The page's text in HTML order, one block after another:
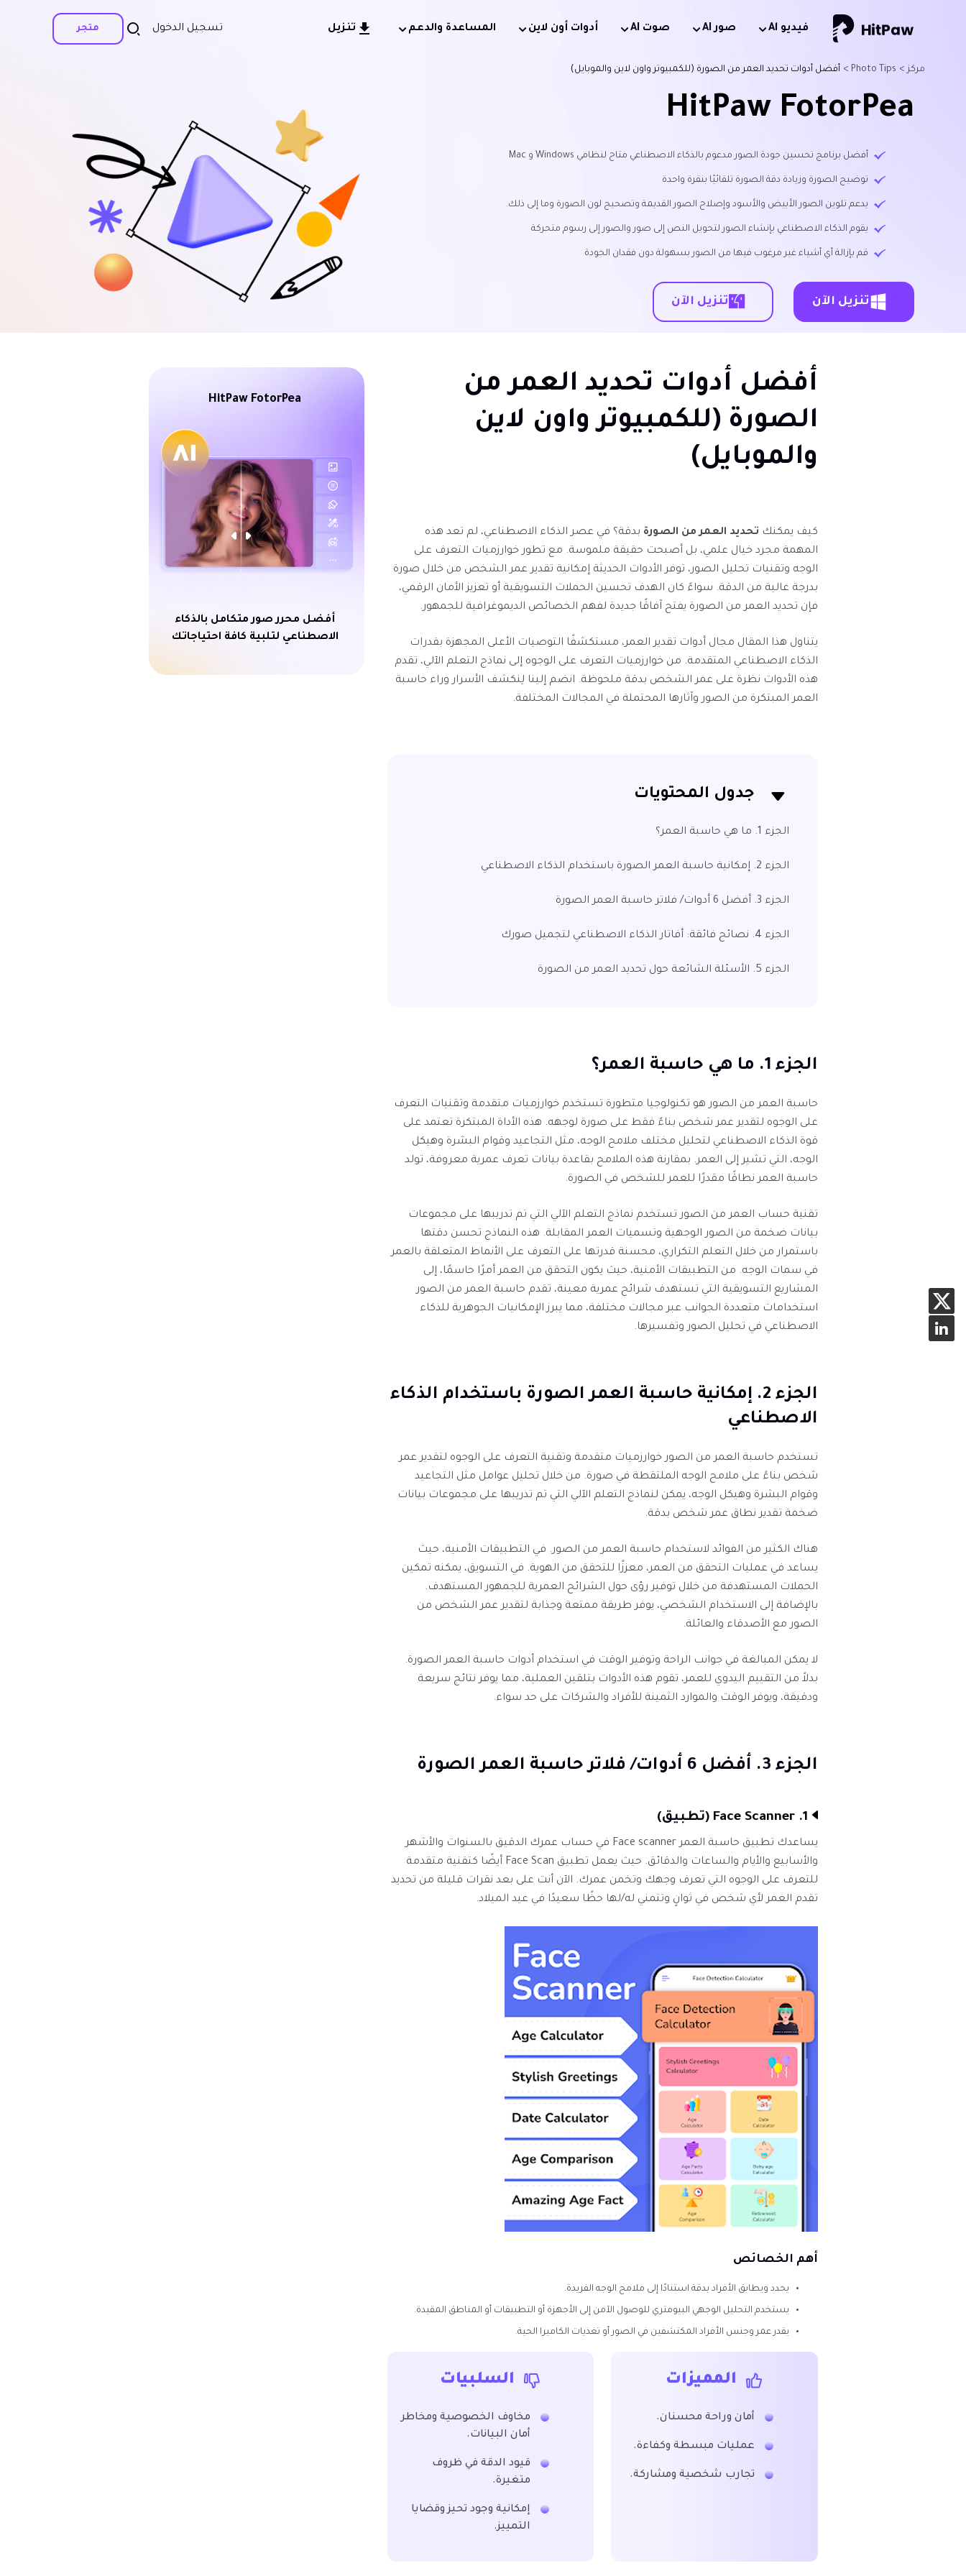
تسجيل الدخول متجر فيديو Al صور AI صوت AI أدوات أون لاين المساعدة والدعم تنزيل
مركز > Photo Tips > أفضل أدوات تحديد العمر من الصورة (للكمبيوتر واون لاين والموبايل)
HitPaw FotorPea
أفضل برنامج تحسين جودة الصور مدعوم بالذكاء الاصطناعي متاح لنظامي Windows و Mac
توضيح الصورة وزيادة دقة الصورة تلقائيًا بنقرة واحدة
يدعم تلوين الصور الأبيض والأسود وإصلاح الصور القديمة وتصحيح لون الصورة وما إلى ذلك.
يقوم الذكاء الاصطناعي بإنشاء الصور لتحويل النص إلى صور والصور إلى رسوم متحركة
قم بإزالة أي أشياء غير مرغوب فيها من الصور بسهولة دون فقدان الجودة
تنزيل الآن تنزيل الآن
أفضل أدوات تحديد العمر من
الصورة (للكمبيوتر واون لاين
والموبايل)
كيف يمكنك تحديد العمر من الصورة بدقة؟ في عصر الذكاء الاصطناعي، لم تعد هذه
المهمة مجرد خيال علمي، بل أصبحت حقيقة ملموسة. مع تطور خوارزميات التعرف على
الوجه وتقنيات تحليل الصور، توفر الأدوات الحديثة إمكانية تقدير عمر الشخص من خلال صورة
بدرجة عالية من الدقة. سواءً كان الهدف تحسين الحملات التسويقية أو تعزيز الأمان الرقمي،
فإن تحديد العمر من الصورة يفتح آفاقًا جديدة لفهم الخصائص الديموغرافية للجمهور.
يتناول هذا المقال مجال أدوات تقدير العمر، مستكشفًا التوصيات الأعلى المجهزة بقدرات
الذكاء الاصطناعي المتقدمة. من خوارزميات التعرف على الوجوه إلى نماذج التعلم الآلي، تقدم
هذه الأدوات نظرة على عمر الشخص بدقة ملحوظة. انضم إلينا لِنكشف الأسرار وراء حاسبة
العمر المبتكرة من الصور وآثارها المحتملة في المجالات المختلفة.
جدول المحتويات
الجزء 1. ما هي حاسبة العمر؟
الجزء 2. إمكانية حاسبة العمر الصورة باستخدام الذكاء الاصطناعي
الجزء 3. أفضل 6 أدوات/ فلاتر حاسبة العمر الصورة
الجزء 4. نصائح فائقة: أفاتار الذكاء الاصطناعي لتجميل صورك
الجزء 5. الأسئلة الشائعة حول تحديد العمر من الصورة
الجزء 1. ما هي حاسبة العمر؟
حاسبة العمر من الصور هو تكنولوجيا متطورة تستخدم خوارزميات متقدمة وتقنيات التعرف
على الوجوه لتقدير عمر شخص بناءً فقط على صورة لوجهه. هذه الأداة المبتكرة تعتمد على
قوة الذكاء الاصطناعي لتحليل مختلف ملامح الوجه، مثل التجاعيد وقوام البشرة وهيكل
الوجه، التي تشير إلى العمر. بمقارنة هذه الملامح بقاعدة بيانات تعرف عمرية معروفة، تولد
حاسبة العمر نطاقًا مقدرًا للعمر للشخص في الصورة.
تقنية حساب العمر من الصور تستخدم نماذج التعلم الآلي التي تم تدريبها على مجموعات
بيانات ضخمة من الصور الوجهية وتسميات العمر المقابلة. هذه النماذج تحسن دقتها
باستمرار من خلال التعلم التكراري، محسنة قدرتها على التعرف على الأنماط المتعلقة بالعمر
في سمات الوجه. من التطبيقات الأمنية، حيث يكون التحقق من العمر أمرًا حاسمًا، إلى
المشاريع التسويقية التي تستهدف شرائح عمرية معينة، تقدم حاسبة العمر من الصور
استخدامات متعددة الجوانب عبر مجالات مختلفة، مما يبرز الإمكانيات الجوهرية للذكاء
الاصطناعي في تحليل الصور وتفسيرها.
الجزء 2. إمكانية حاسبة العمر الصورة باستخدام الذكاء
الاصطناعي
تستخدم حاسبة العمر من الصور خوارزميات متقدمة وتقنية التعرف على الوجوه لتقدير عمر
شخص بناءً على ملامح الوجه الملتقطة في صورة. من خلال تحليل عوامل مثل التجاعيد
وقوام البشرة وهيكل الوجه، يمكن لنماذج التعلم الآلي التي تم تدريبها على مجموعات بيانات
ضخمة تقدير نطاق عمر شخص بدقة.
هناك الكثير من الفوائد لاستخدام حاسبة العمر من الصور. في التطبيقات الأمنية، حيث
يساعد في عمليات التحقق من العمر، معززًا للتحقق من الهوية. في التسويق، يمكنه تمكين
الحملات المستهدفة من خلال توفير رؤى حول الشرائح العمرية للجمهور المستهدف.
بالإضافة إلى الاستخدام الشخصي، يوفر طريقة ممتعة وجذابة لتقدير عمر الشخص من
الصور مع الأصدقاء والعائلة.
لا يمكن المبالغة في جوانب الراحة وتوفير الوقت في استخدام أدوات حاسبة العمر الصورة.
بدلاً من التقييم اليدوي للعمر، تقوم هذه الأدوات بتلقين العملية، مما يوفر نتائج سريعة
ودقيقة، ويوفر الوقت والموارد الثمينة للأفراد والشركات على حد سواء.
الجزء 3. أفضل 6 أدوات/ فلاتر حاسبة العمر الصورة
1. Face Scanner (تطبيق)
يساعدك تطبيق حاسبة العمر Face scanner في حساب عمرك الدقيق بالسنوات والأشهر
والأسابيع والأيام والساعات والدقائق. حيث يعمل تطبيق Face Scan أيضًا كتقنية متقدمة
للتعرف على الوجوه التي تعرف وجهك وتخمن عمرك. الآن أنت على بعد نقرات قليلة من تحديد
تقدم العمر لأي شخص في ثوانٍ وتتمني له/لها حظًا سعيدًا في عيد الميلاد.
أهم الخصائص
يحدد ويطابق الأفراد بدقة استنادًا إلى ملامح الوجه الفريدة.
يستخدم التحليل الوجهي البيومتري للوصول الآمن إلى الأجهزة أو التطبيقات أو المناطق المقيدة.
يقدر عمر وجنس الأفراد المكتشفين في الصور أو تغذيات الكاميرا الحية.
المميزات
أمان وراحة محسنان.
عمليات مبسطة وكفاءة.
تجارب شخصية ومشاركة.
السلبيات
مخاوف الخصوصية ومخاطر
أمان البيانات.
قيود الدقة في ظروف
متغيرة.
إمكانية وجود تحيز وقضايا
التمييز.
HitPaw FotorPea
أفضل محرر صور متكامل بالذكاء
الاصطناعي لتلبية كافة احتياجاتك